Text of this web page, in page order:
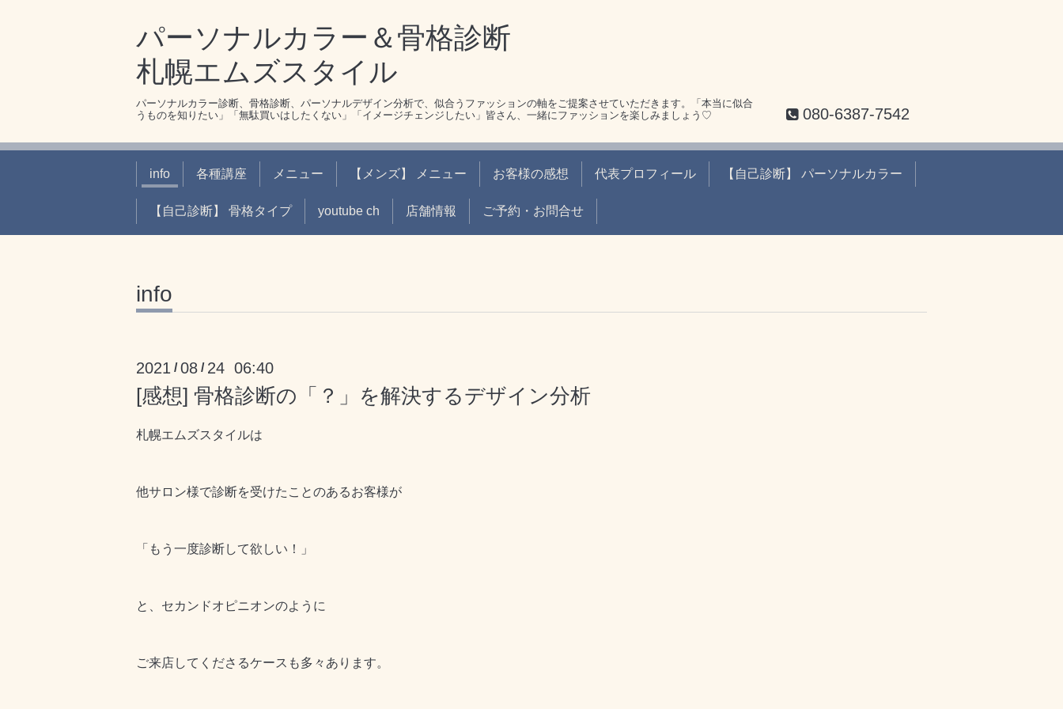
パーソナルカラー＆骨格診断
札幌エムズスタイル
パーソナルカラー診断、骨格診断、パーソナルデザイン分析で、似合うファッションの軸をご提案させていただきます。「本当に似合
うものを知りたい」「無駄買いはしたくない」「イメージチェンジしたい」皆さん、一緒にファッションを楽しみましょう♡
080-6387-7542
info 各種講座 メニュー 【メンズ】 メニュー お客様の感想 代表プロフィール 【自己診断】 パーソナルカラー
【自己診断】 骨格タイプ youtube ch 店舗情報 ご予約・お問合せ
info
2021 /08 / 24 06:40
[感想] 骨格診断の「？」を解決するデザイン分析
札幌エムズスタイルは
他サロン様で診断を受けたことのあるお客様が
「もう一度診断して欲しい！」
と、セカンドオピニオンのように
ご来店してくださるケースも多々あります。